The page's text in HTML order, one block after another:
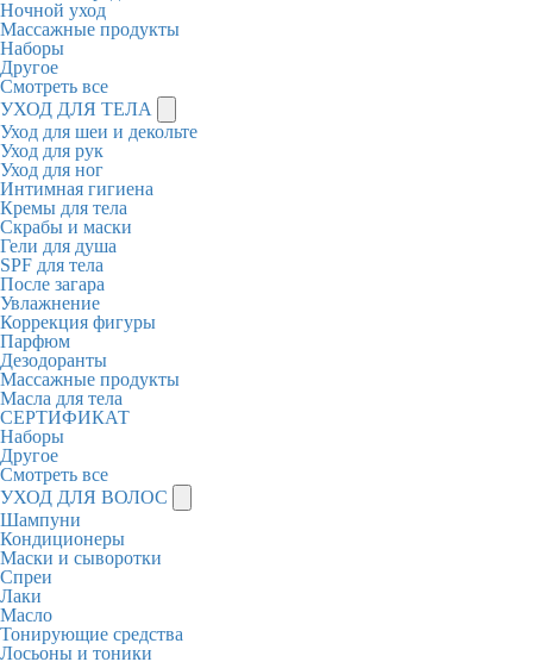
Ночной уход
Массажные продукты
Наборы
Другое
Смотреть все
УХОД ДЛЯ ТЕЛА
Уход для шеи и декольте
Уход для рук
Уход для ног
Интимная гигиена
Кремы для тела
Скрабы и маски
Гели для душа
SPF для тела
После загара
Увлажнение
Коррекция фигуры
Парфюм
Дезодоранты
Массажные продукты
Масла для тела
СЕРТИФИКАТ
Наборы
Другое
Смотреть все
УХОД ДЛЯ ВОЛОС
Шампуни
Кондиционеры
Маски и сыворотки
Спреи
Лаки
Масло
Тонирующие средства
Лосьоны и тоники